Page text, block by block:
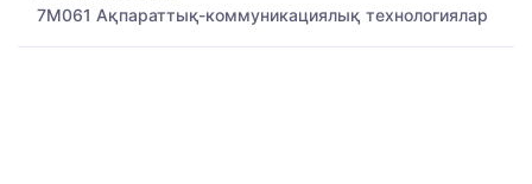
7M061 Ақпараттық-коммуникациялық технологиялар